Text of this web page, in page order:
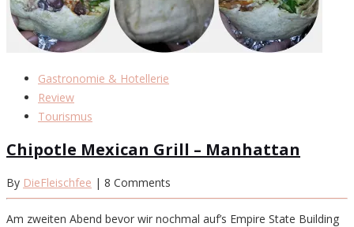
Gastronomie & Hotellerie
Review
Tourismus
Chipotle Mexican Grill – Manhattan
By DieFleischfee | 8 Comments
Am zweiten Abend bevor wir nochmal auf’s Empire State Building